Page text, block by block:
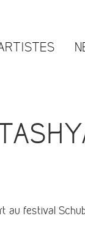
au festival